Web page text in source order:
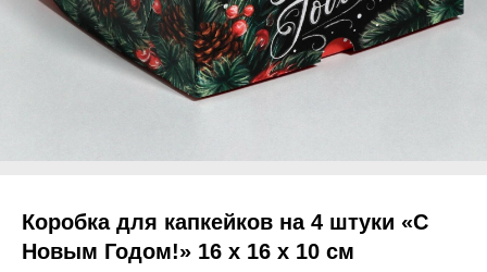
Коробка для капкейков на 4 штуки «С
Новым Годом!» 16 х 16 х 10 см